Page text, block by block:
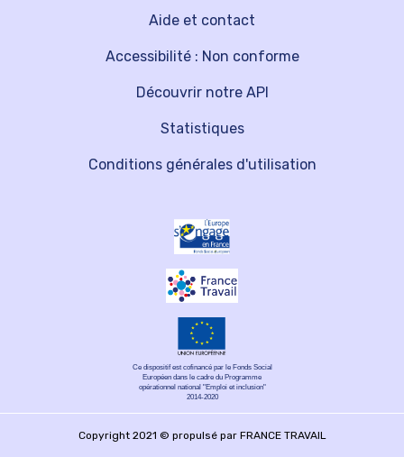
Découvrir notre API
Aide et contact
Statistiques
Accessibilité : Non conforme
Conditions générales d'utilisation
Ce dispositif est cofinancé par le Fonds Social
Européen dans le cadre du Programme
opérationnel national "Emploi et inclusion"
2014-2020
Copyright 2021 © propulsé par FRANCE TRAVAIL